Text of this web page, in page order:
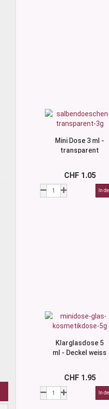
Mini Dose 3 ml -
transparent
CHF 1.05
Klarglasdose 5
ml - Deckel weiss
CHF 1.95